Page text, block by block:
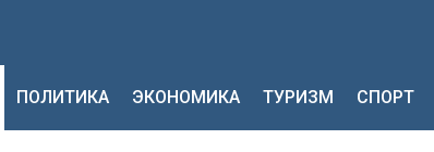
ПОЛИТИКА ЭКОНОМИКА ТУРИЗМ СПОРТ